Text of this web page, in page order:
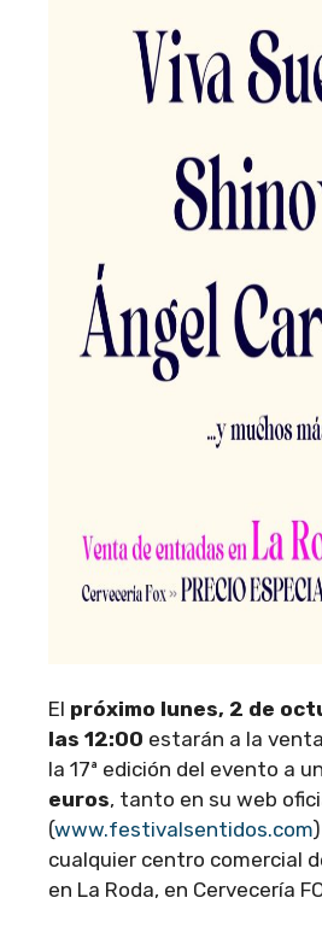
El próximo lunes, 2 de
las 12:00 estarán a la
la 17ª edición del evento a
euros, tanto en su web
(www.festivalsentidos.com
cualquier centro comercial
en La Roda, en Cervecería